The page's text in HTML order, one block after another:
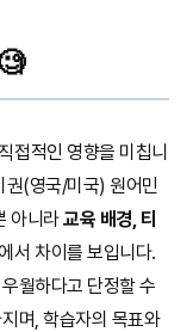
접적인 영향을 미칩니
권(영국/미국) 원어민
아니라교육 배경, 티
서 차이를 보입니다.
월하다고 단정할 수
며, 학습자의 목표와